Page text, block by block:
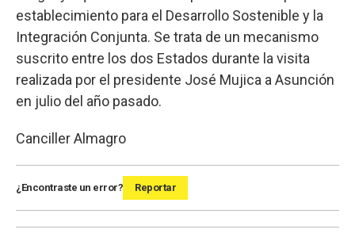
establecimiento para el Desarrollo Sostenible y la
Integración Conjunta. Se trata de un mecanismo
suscrito entre los dos Estados durante la visita
realizada por el presidente José Mujica a Asunción
en julio del año pasado.
Canciller Almagro
¿Encontraste un error? Reportar